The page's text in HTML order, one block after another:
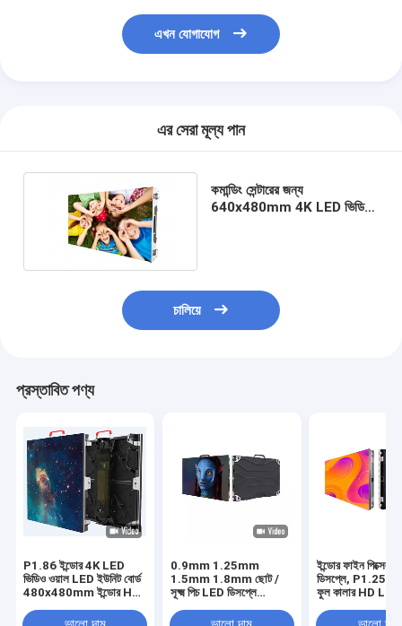
এখন যোগাযোগ
এর সেরা মূল্য পান
কমান্ডিং সেন্টারের জন্য
640x480mm 4K LED ভিডিও
চালিয়ে
প্রস্তাবিত পণ্য
P1.86 ইন্ডোর 4K LED
ভিডিও ওয়াল LED ইউনিট বোর্ড
480x480mm ইন্ডোর HD
0.9mm 1.25mm
1.5mm 1.8mm ছোট /
সূক্ষ্ম পিচ LED ডিসপ্লে
ইন্ডোর ফাইন পিক্সেল
ডিসপ্লে, P1.25
ফুল কালার HD LED